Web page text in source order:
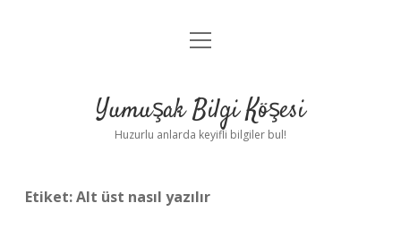
Anasayfa
Yasal Uyarı
menüyü
Yumuşak Bilgi Köşesi
Huzurlu anlarda keyifli bilgiler bul!
Etiket:Alt üst nasıl yazılır